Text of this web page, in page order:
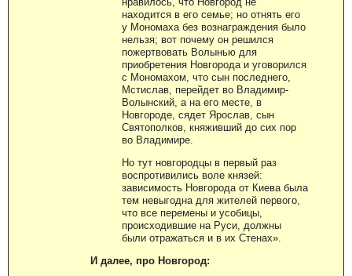
находится в его семье; но отнять его
у Мономаха без вознаграждения было
нельзя; вот почему он решился
пожертвовать Волынью для
приобретения Новгорода и уговорился
с Мономахом, что сын последнего,
Мстислав, перейдет во Владимир-
Волынский, а на его месте, в
Новгороде, сядет Ярослав, сын
Святополков, княживший до сих пор
во Владимире.
Но тут новгородцы в первый раз
воспротивились воле князей:
зависимость Новгорода от Киева была
тем невыгодна для жителей первого,
что все перемены и усобицы,
происходившие на Руси, должны
были отражаться и в их Стенах».
И далее, про Новгород: